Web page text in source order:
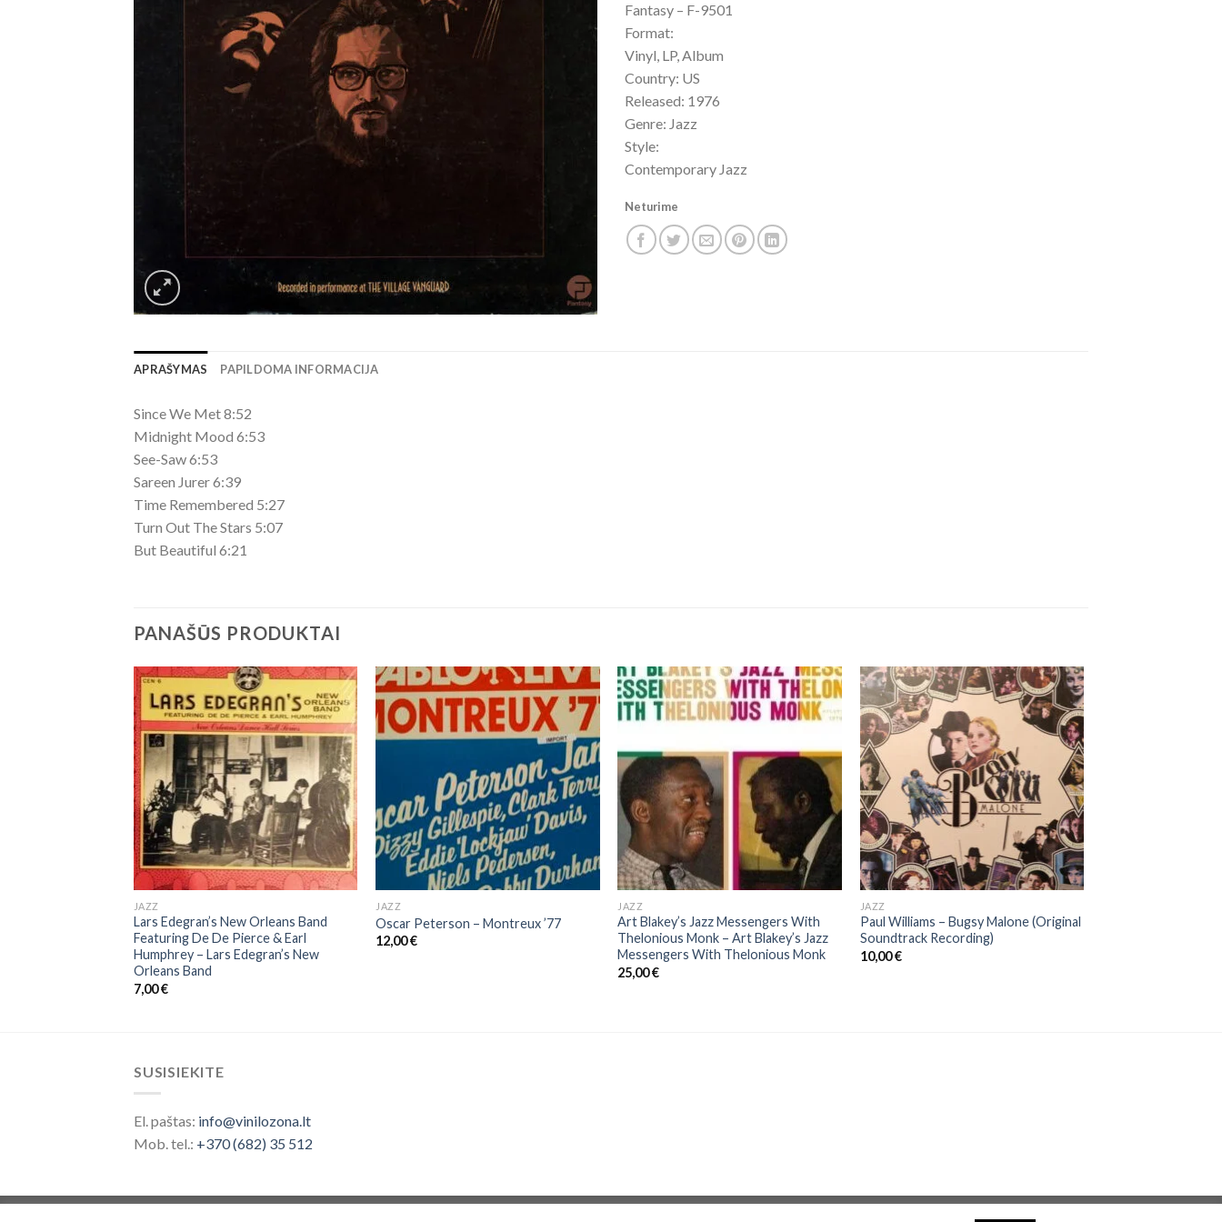
Fantasy – F-9501
Format:
Vinyl, LP, Album
Country: US
Released: 1976
Genre: Jazz
Style:
Contemporary Jazz
Neturime
APRAŠYMAS PAPILDOMA INFORMACIJA
Since We Met 8:52
Midnight Mood 6:53
See-Saw 6:53
Sareen Jurer 6:39
Time Remembered 5:27
Turn Out The Stars 5:07
But Beautiful 6:21
PANAŠŪS PRODUKTAI
JAZZ
Lars Edegran’s New Orleans Band
Featuring De De Pierce & Earl
Humphrey ‎– Lars Edegran’s New
Orleans Band
7,00€
JAZZ
Oscar Peterson – Montreux ’77
12,00€
JAZZ
Art Blakey’s Jazz Messengers With
Thelonious Monk ‎– Art Blakey’s Jazz
Messengers With Thelonious Monk
25,00€
JAZZ
Paul Williams – Bugsy Malone (Original
Soundtrack Recording)
10,00€
SUSISIEKITE
El. paštas: info@vinilozona.lt
Mob. tel.: +370 (682) 35 512